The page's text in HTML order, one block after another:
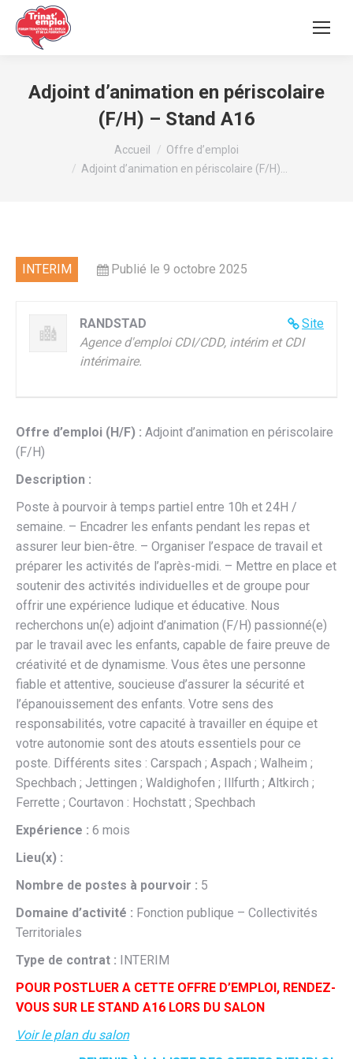
Adjoint d’animation en périscolaire
(F/H) – Stand A16
Accueil
Offre d’emploi
Adjoint d’animation en périscolaire (F/H)…
INTERIM Publié le 9 octobre 2025
Site
RANDSTAD
Agence d'emploi CDI/CDD, intérim et CDI
intérimaire.
Offre d’emploi (H/F) : Adjoint d’animation en périscolaire
(F/H)
Description :
Poste à pourvoir à temps partiel entre 10h et 24H /
semaine. – Encadrer les enfants pendant les repas et
assurer leur bien-être. – Organiser l’espace de travail et
préparer les activités de l’après-midi. – Mettre en place et
soutenir des activités individuelles et de groupe pour
offrir une expérience ludique et éducative. Nous
recherchons un(e) adjoint d’animation (F/H) passionné(e)
par le travail avec les enfants, capable de faire preuve de
créativité et de dynamisme. Vous êtes une personne
fiable et attentive, soucieuse d’assurer la sécurité et
l’épanouissement des enfants. Votre sens des
responsabilités, votre capacité à travailler en équipe et
votre autonomie sont des atouts essentiels pour ce
poste. Différents sites : Carspach ; Aspach ; Walheim ;
Spechbach ; Jettingen ; Waldighofen ; Illfurth ; Altkirch ;
Ferrette ; Courtavon : Hochstatt ; Spechbach
Expérience : 6 mois
Lieu(x) :
Nombre de postes à pourvoir : 5
Domaine d’activité : Fonction publique – Collectivités
Territoriales
Type de contrat : INTERIM
POUR POSTLUER A CETTE OFFRE D’EMPLOI, RENDEZ-
VOUS SUR LE STAND A16 LORS DU SALON
Voir le plan du salon